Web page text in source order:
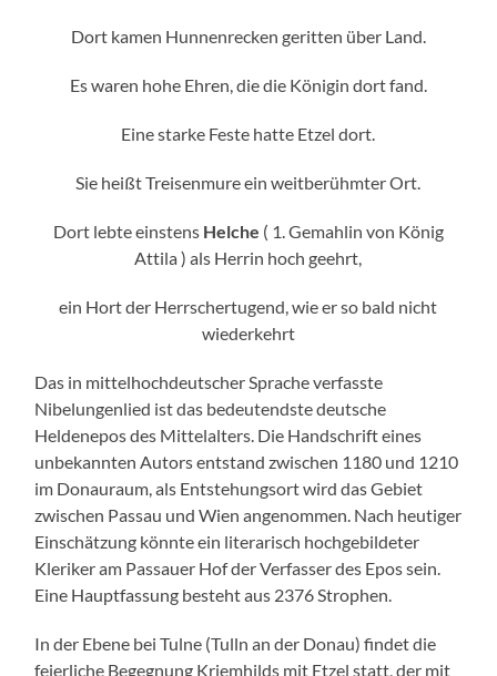
Dort kamen Hunnenrecken geritten über Land.
Es waren hohe Ehren, die die Königin dort fand.
Eine starke Feste hatte Etzel dort.
Sie heißt Treisenmure ein weitberühmter Ort.
Dort lebte einstens Helche ( 1. Gemahlin von König
Attila ) als Herrin hoch geehrt,
ein Hort der Herrschertugend, wie er so bald nicht
wiederkehrt
Das in mittelhochdeutscher Sprache verfasste
Nibelungenlied ist das bedeutendste deutsche
Heldenepos des Mittelalters. Die Handschrift eines
unbekannten Autors entstand zwischen 1180 und 1210
im Donauraum, als Entstehungsort wird das Gebiet
zwischen Passau und Wien angenommen. Nach heutiger
Einschätzung könnte ein literarisch hochgebildeter
Kleriker am Passauer Hof der Verfasser des Epos sein.
Eine Hauptfassung besteht aus 2376 Strophen.
In der Ebene bei Tulne (Tulln an der Donau) findet die
feierliche Begegnung Kriemhilds mit Etzel statt, der mit